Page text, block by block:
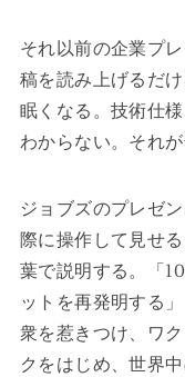
それ以前の企業プ
稿を読み上げるだ
眠くなる。技術仕
わからない。それが
ジョブズのプレゼ
際に操作して見せ
葉で説明する。「
ットを再発明する
衆を惹きつけ、ワ
クをはじめ、世界